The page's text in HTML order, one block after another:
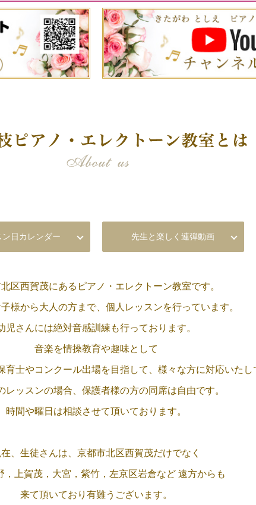
ン日カレンダー 先生と楽しく連弾動画
区西賀茂にある ピアノ・エレクトーン教室です。
様から大人の方まで、 個人レッスンを行っています。
児さんには絶対音感訓練も行っております。
音楽を情操教育や趣味として
育士やコンクール出場を目指して、 様々な方に対応いたし
レッスンの場合、 保護者様の方の同席は自由です。
時間や曜日は相談させて頂いております。
、生徒さんは、 京都市北区西賀茂だけでなく
，上賀茂，大宮， 紫竹，左京区岩倉など 遠方からも
来て頂いており 有難うございます。